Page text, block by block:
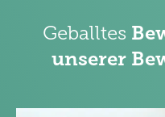
Geballtes
unserer